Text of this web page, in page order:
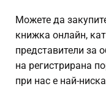
Можете да
книжка онлайн,
представители за
на регистрирана
при нас е най-